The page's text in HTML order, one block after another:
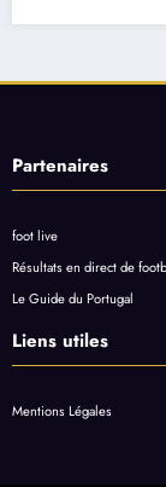
Partenaires
foot live
Résultats en direct de
Le Guide du Portugal
Liens utiles
Mentions Légales